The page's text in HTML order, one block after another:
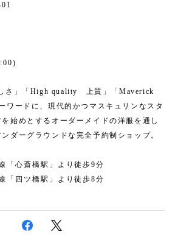
さ」「High quality 上質」「Maverick
ワードに、現代的かつマスキュリンなスタ
始めとするオーダーメイドの洋服を通し
ダーグラウンドな完全予約制ショップ。
「心斎橋駅」より徒歩9分
「四ツ橋駅」より徒歩8分